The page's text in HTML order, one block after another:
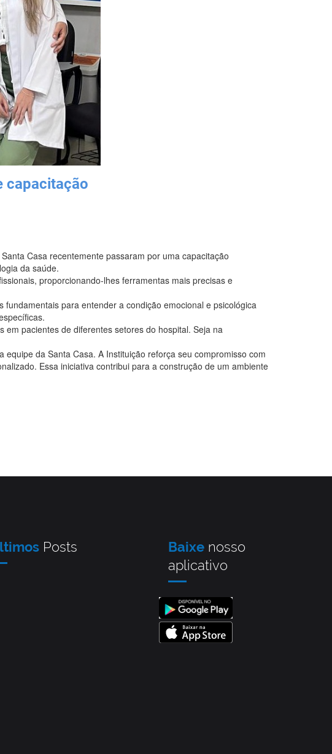
capacitação
Casa recentemente passaram por uma capacitação
da saúde.
proporcionando-lhes ferramentas mais precisas e
para entender a condição emocional e psicológica
pacientes de diferentes setores do hospital. Seja na
da Santa Casa. A Instituição reforça seu compromisso com
Essa iniciativa contribui para a construção de um ambiente
Posts Baixe nosso
aplicativo